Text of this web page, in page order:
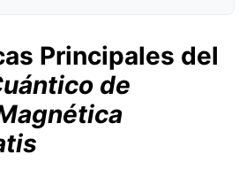
Principales del
de